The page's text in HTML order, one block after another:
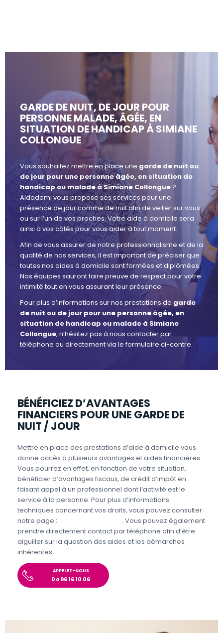
GARDE DE NUIT, DE JOUR POUR
PERSONNE MALADE, ÂGÉE, EN
SITUATION DE HANDICAP À SIMIANE
COLLONGUE
Vous souhaitez mettre en place une garde de nuit ou
de jour pour une personne âgée, en situation de
handicap ou malade à Simiane Collongue ?
Aidadomi vous propose ses services pour une
présence de jour comme de nuit afin de veiller sur vous
ou sur l’un de vos proches. Votre aide à domicile sera
ainsi à vos côtés pour vous aider à tout moment.
Afin de vous assurer de notre professionnalisme et de la
qualité de nos services, il est important de préciser que
toutes nos aides à domicile sont formées et diplômées.
Nos équipes sauront faire preuve de respect pour votre
intimité tout en vous assurant leur présence.
Pour plus d’informations sur nos prestations de garde
de nuit ou de jour pour une personne âgée, en
situation de handicap ou malade à Simiane
Collongue, n’hésitez pas à nous contacter par
téléphone ou directement via le formulaire ci-contre.
BÉNÉFICIEZ D’AVANTAGES
FINANCIERS POUR UNE GARDE DE
NUIT / JOUR
Mettre en place des prestations d’aide à domicile vous
donne accès à plusieurs avantages et aides financières.
Vous pourrez en effet, en fonction de votre situation,
bénéficier d’avantages fiscaux, de crédit d’impôt en
faisant appel à un professionnel dont l’activité est le
service à la personne. Pour plus d’informations
techniques concernant vos droits, vous pouvez consulter
notre page :
. Vous pouvez également
prendre directement contact par téléphone afin d’être
aiguiller sur la question des aides et les démarches
inhérentes.
APPELEZ-NOUS
04 96 16 10 06